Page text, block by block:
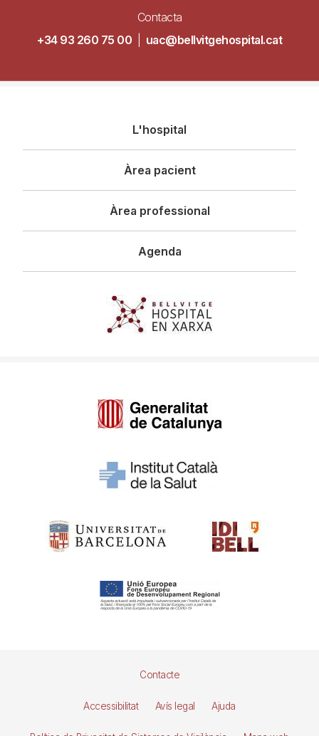
Contacta
+34 93 260 75 00
uac@bellvitgehospital.cat
principal
L'hospital
Àrea pacient
Àrea professional
Agenda
Contacte
Accessibilitat Avís legal Ajuda